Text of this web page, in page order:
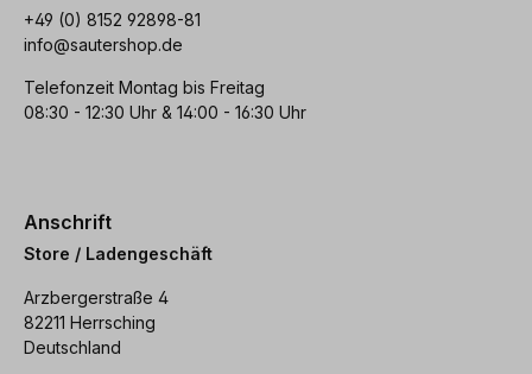
+49 (0) 8152 92898-81
info@sautershop.de
Telefonzeit Montag bis Freitag
08:30 - 12:30 Uhr & 14:00 - 16:30 Uhr
Anschrift
Store / Ladengeschäft
Arzbergerstraße 4
82211 Herrsching
Deutschland